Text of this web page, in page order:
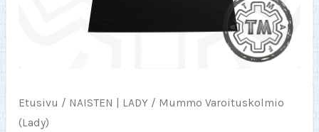
Etusivu / NAISTEN | LADY / Mummo Varoituskolmio
(Lady)